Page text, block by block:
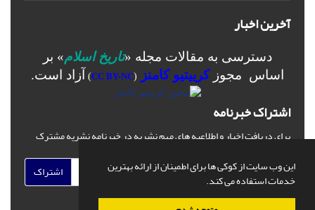
این وب سایت از کوکی ها برای اطمینان از ارائه بهترین
خدمات استفاده می کند.
آخرین اخبار
دسترسی به مقالات مجله «تاریخ اسلام» بر
اساس مجوزکرییتیو کامنز (
CC BY-NC
) آزاد است.
اشتراک خبرنامه
برای دریافت اخبار و اطلاعیه های مهم نشریه در خبرنامه نشریه مشترک
اشتراک